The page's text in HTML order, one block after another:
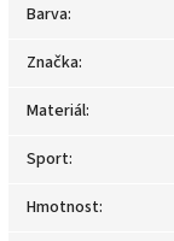
Barva:
Značka:
Materiál:
Sport:
Hmotnost: